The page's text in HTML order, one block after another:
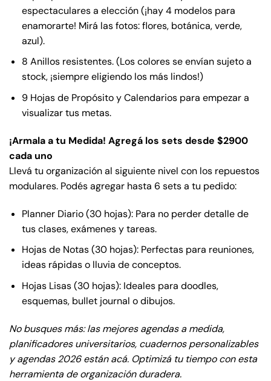
espectaculares a elección (¡hay 4 modelos para
enamorarte! Mirá las fotos: flores, botánica, verde,
azul).
8 Anillos resistentes. (Los colores se envían sujeto a
stock, ¡siempre eligiendo los más lindos!)
9 Hojas de Propósito y Calendarios para empezar a
visualizar tus metas.
¡Armala a tu Medida! Agregá los sets desde $2900
cada uno
Llevá tu organización al siguiente nivel con los repuestos
modulares. Podés agregar hasta 6 sets a tu pedido:
Planner Diario (30 hojas): Para no perder detalle de
tus clases, exámenes y tareas.
Hojas de Notas (30 hojas): Perfectas para reuniones,
ideas rápidas o lluvia de conceptos.
Hojas Lisas (30 hojas): Ideales para doodles,
esquemas, bullet journal o dibujos.
No busques más: las mejores agendas a medida,
planificadores universitarios, cuadernos personalizables
y agendas 2026 están acá. Optimizá tu tiempo con esta
herramienta de organización duradera.